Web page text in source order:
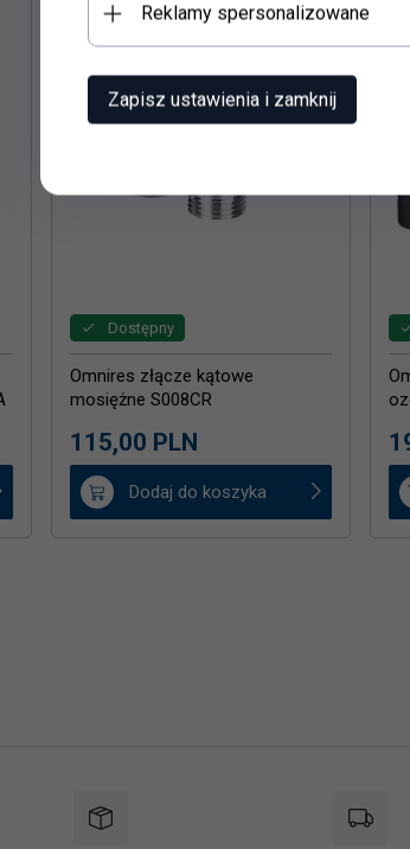
Dostępny
Omnires złącze kątowe
mosiężne S008CR
115,00 PLN
Dodaj do koszyka
Reklamy spersonalizowane
Zapisz ustawienia i zamknij